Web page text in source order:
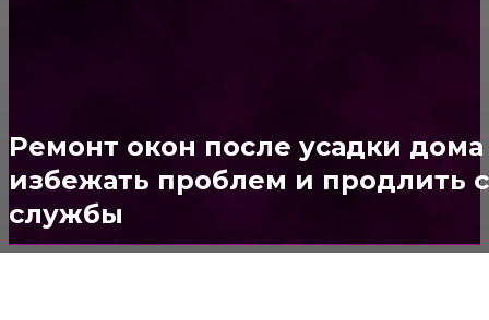
Ремонт окон после усадки дома
избежать проблем и продлить
службы
Потолок147